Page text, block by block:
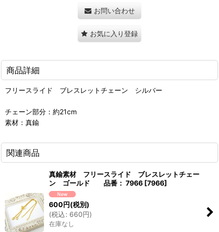
お問い合わせ
お気に入り登録
商品詳細
フリースライド ブレスレットチェーン シルバー
チェーン部分：約21cm
素材：真鍮
関連商品
真鍮素材 フリースライド ブレスレットチェー
ン ゴールド 品番： 7966 [7966]
600円(税別)
(税込: 660円)
在庫なし